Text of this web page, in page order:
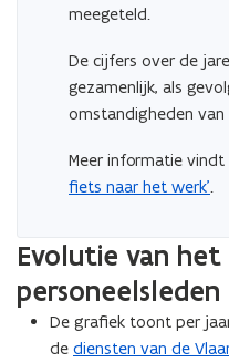
meegeteld.
De cijfers over de
gezamenlijk, als
omstandigheden van
Meer informatie
fiets naar het werk’.
Evolutie van
De grafiek toont per
de diensten van de